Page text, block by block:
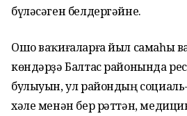
бүләсәген белдергәйне.
Ошо ваҡиғаларға йыл самаһы
көндәрҙә Балтас районында
булыуын, ул райондың
хәле менән бер рәттән,